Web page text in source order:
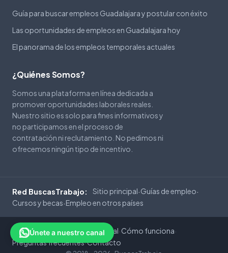
Guía para buscar empleos Guadalajara y postular con éxito
Las oportunidades de empleos en Guadalajara hoy
El panorama de los empleos temporales actuales
¿Quiénes Somos?
Somos una plataforma en línea dedicada a
promover oportunidades laborales reales.
Nuestro sitio es solo para fines informativos y
no participamos en el proceso de
contratación ni reclutamiento. No pedimos ni
ofrecemos ningún tipo de incentivo.
Red BuscasTrabajo: Sitio principal·Guías de empleo·
Cursos y becas·Empleo en otros países
Privacidad· Cookies·Aviso Legal·Cómo funciona·
Preguntas frecuentes·Contacto
Únete a nuestro canal